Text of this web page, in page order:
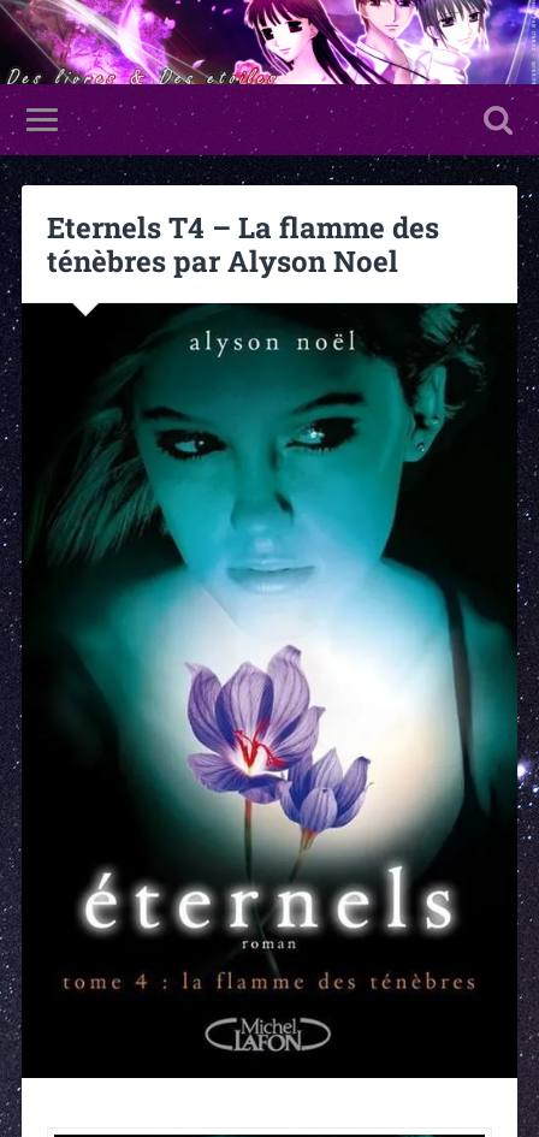
Eternels T4 – La flamme des
ténèbres par Alyson Noel